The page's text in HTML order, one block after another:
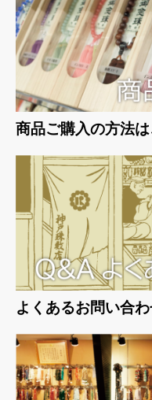
お買い物を続
商品ご購入の方法
よくあるお問い合